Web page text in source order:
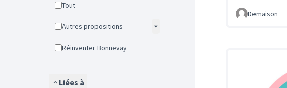
Tout
Autres propositions
Réinventer Bonnevay
Liées à
Demaison